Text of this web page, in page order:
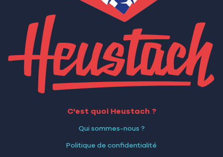
C'est quoi Heustach ?
Qui sommes-nous ?
Politique de confidentialité